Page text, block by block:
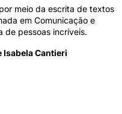
meio da escrita de textos
em Comunicação e
de pessoas incríveis.
Isabela Cantieri